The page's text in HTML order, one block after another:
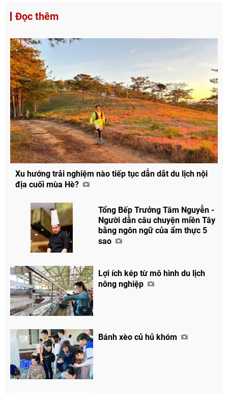
Đọc thêm
Xu hướng trải nghiệm nào tiếp tục dẫn dắt du lịch nội
địa cuối mùa Hè?
Tổng Bếp Trưởng Tâm Nguyễn -
Người dẫn câu chuyện miền Tây
bằng ngôn ngữ của ẩm thực 5
sao
Lợi ích kép từ mô hình du lịch
nông nghiệp
Bánh xèo củ hủ khóm